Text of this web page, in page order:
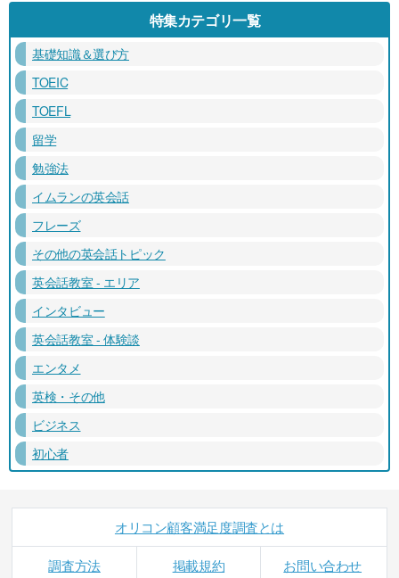
特集カテゴリ一覧
基礎知識＆選び方
TOEIC
TOEFL
留学
勉強法
イムランの英会話
フレーズ
その他の英会話トピック
英会話教室 - エリア
インタビュー
英会話教室 - 体験談
エンタメ
英検・その他
ビジネス
初心者
オリコン顧客満足度調査とは
調査方法 掲載規約 お問い合わせ